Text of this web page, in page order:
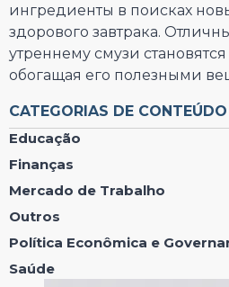
ингредиенты в поисках
здорового завтрака.
утреннему смузи становятся
обогащая его полезными
CATEGORIAS DE CONTEÚDO
Educação
Finanças
Mercado de Trabalho
Outros
Política Econômica e
Saúde